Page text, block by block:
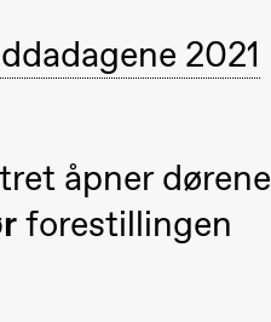
2021
åpner dørene
forestillingen